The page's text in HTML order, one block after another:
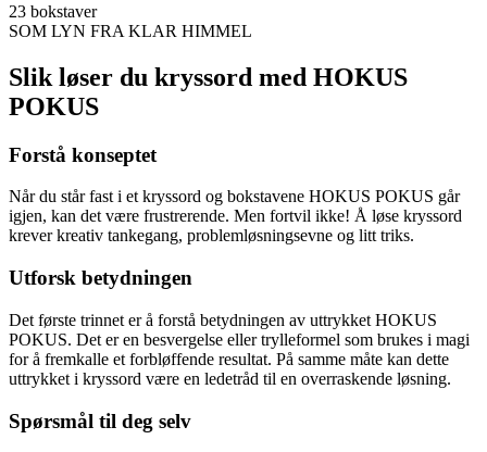
23 bokstaver
SOM LYN FRA KLAR HIMMEL
Slik løser du kryssord med HOKUS
POKUS
Forstå konseptet
Når du står fast i et kryssord og bokstavene HOKUS POKUS går
igjen, kan det være frustrerende. Men fortvil ikke! Å løse kryssord
krever kreativ tankegang, problemløsningsevne og litt triks.
Utforsk betydningen
Det første trinnet er å forstå betydningen av uttrykket HOKUS
POKUS. Det er en besvergelse eller trylleformel som brukes i magi
for å fremkalle et forbløffende resultat. På samme måte kan dette
uttrykket i kryssord være en ledetråd til en overraskende løsning.
Spørsmål til deg selv